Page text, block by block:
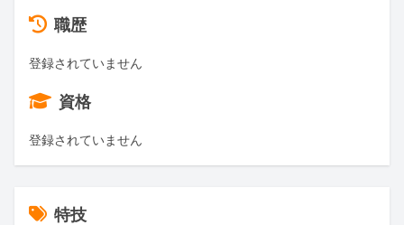
職歴
登録されていません
資格
登録されていません
特技